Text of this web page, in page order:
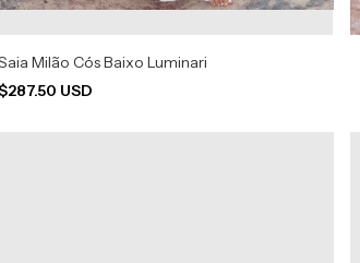
Milão Cós Baixo Luminari
USD